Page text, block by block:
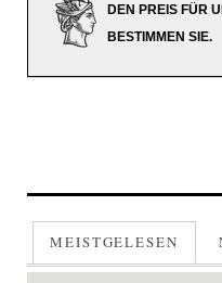
DEN PREIS FÜR
BESTIMMEN SIE.
MEISTGELESEN